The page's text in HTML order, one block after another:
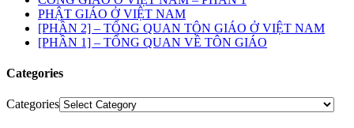
PHẬT GIÁO Ở VIỆT NAM
[PHẦN 2] – TỔNG QUAN TÔN GIÁO Ở VIỆT NAM
[PHẦN 1] – TỔNG QUAN VỀ TÔN GIÁO
Categories
Categories